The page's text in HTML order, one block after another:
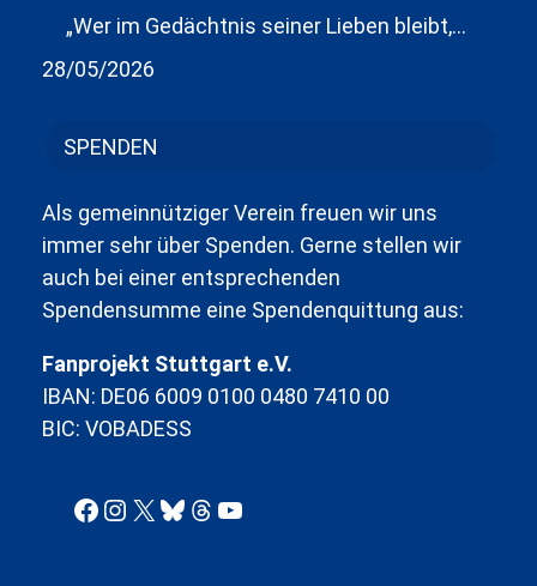
„Wer im Gedächtnis seiner Lieben bleibt,…
28/05/2026
SPENDEN
Als gemeinnütziger Verein freuen wir uns
immer sehr über Spenden. Gerne stellen wir
auch bei einer entsprechenden
Spendensumme eine Spendenquittung aus:
Fanprojekt Stuttgart e.V.
IBAN: DE06 6009 0100 0480 7410 00
BIC: VOBADESS
Facebook
Instagram
X Bluesky
Threads
YouTube